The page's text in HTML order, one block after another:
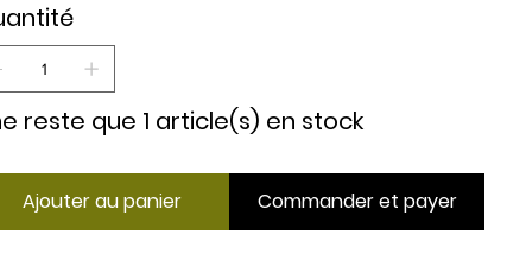
reste que 1 article(s) en stock
Ajouter au panier Commander et payer